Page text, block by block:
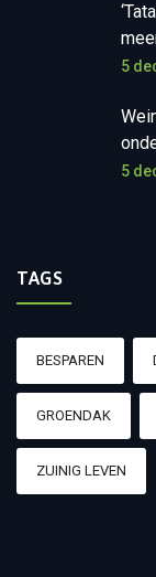
5
5
TAGS
BESPAREN
GROENDAK
ZUINIG LEVEN